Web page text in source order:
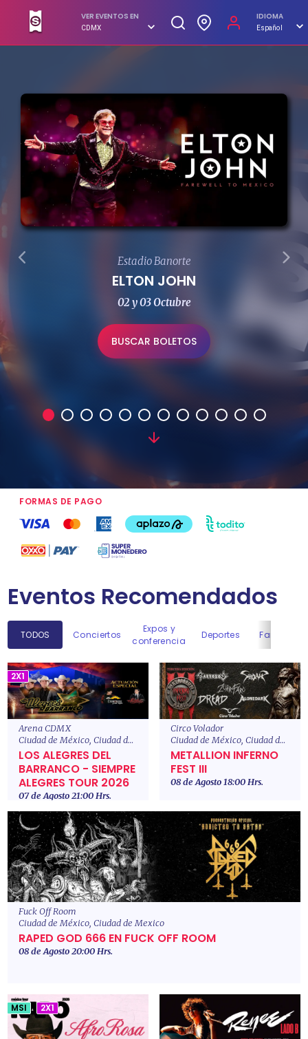
VER EVENTOS EN
CDMX
IDIOMA
Español
Estadio Banorte
ELTON JOHN
02 y 03 Octubre
BUSCAR BOLETOS
FORMAS DE PAGO
Eventos Recomendados
TODOS Conciertos
Expos y
conferencia
Deportes Familiares
2X1
Arena CDMX
Ciudad de México, Ciudad de Mexico
LOS ALEGRES DEL
BARRANCO - SIEMPRE
ALEGRES TOUR 2026
07 de Agosto 21:00 Hrs.
Circo Volador
Ciudad de México, Ciudad de Mexico
METALLION INFERNO
FEST III
08 de Agosto 18:00 Hrs.
Fuck Off Room
Ciudad de México, Ciudad de Mexico
RAPED GOD 666 EN FUCK OFF ROOM
08 de Agosto 20:00 Hrs.
MSI 2X1